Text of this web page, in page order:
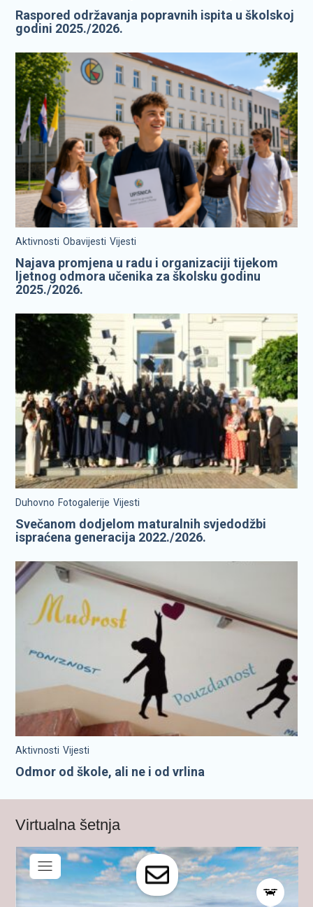
Raspored održavanja popravnih ispita u školskoj
godini 2025./2026.
Aktivnosti Obavijesti Vijesti
Najava promjena u radu i organizaciji tijekom
ljetnog odmora učenika za školsku godinu
2025./2026.
Duhovno Fotogalerije Vijesti
Svečanom dodjelom maturalnih svjedodžbi
ispraćena generacija 2022./2026.
Aktivnosti Vijesti
Odmor od škole, ali ne i od vrlina
Virtualna šetnja